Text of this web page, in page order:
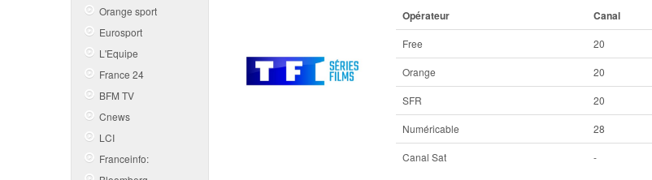
Orange sport
Eurosport
L'Equipe
France 24
BFM TV
Cnews
LCI
Franceinfo:
Opérateur Canal
Free 20
Orange 20
SFR 20
Numéricable 28
Canal Sat -